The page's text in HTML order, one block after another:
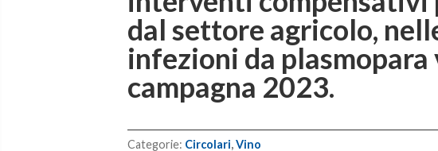
dal settore agricolo,
infezioni da
campagna 2023.
Categorie: Circolari,Vino